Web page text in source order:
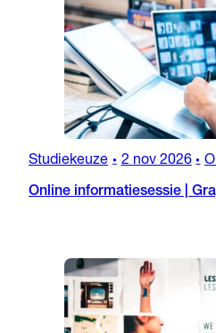
Studiekeuze • 2 nov 2026 •
Online informatiesessie |